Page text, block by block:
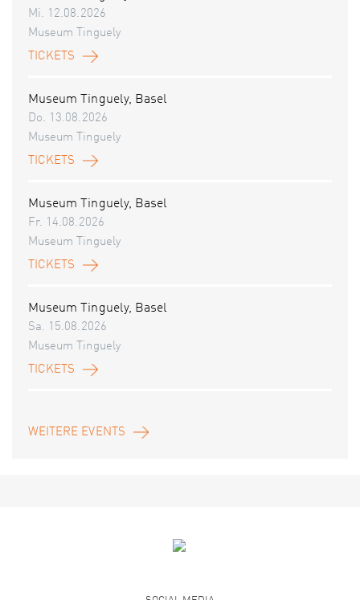
Mi. 12.08.2026
Museum Tinguely
TICKETS
Museum Tinguely, Basel
Do. 13.08.2026
Museum Tinguely
TICKETS
Museum Tinguely, Basel
Fr. 14.08.2026
Museum Tinguely
TICKETS
Museum Tinguely, Basel
Sa. 15.08.2026
Museum Tinguely
TICKETS
WEITERE EVENTS